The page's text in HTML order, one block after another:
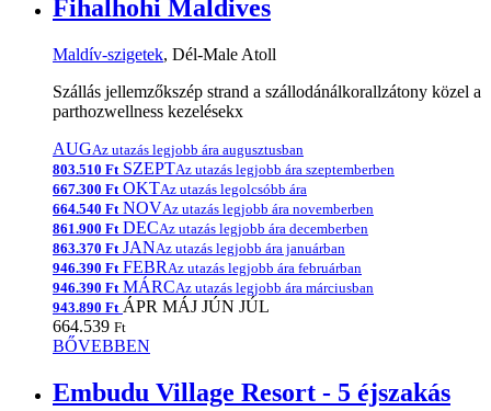
Fihalhohi Maldives
Maldív-szigetek, Dél-Male Atoll
Szállás jellemzőkszép strand a szállodánálkorallzátony közel a
parthozwellness kezelésekx
AUGAz utazás legjobb ára augusztusban
803.510 Ft SZEPTAz utazás legjobb ára szeptemberben
667.300 Ft OKTAz utazás legolcsóbb ára
664.540 Ft NOVAz utazás legjobb ára novemberben
861.900 Ft DECAz utazás legjobb ára decemberben
863.370 Ft JANAz utazás legjobb ára januárban
946.390 Ft FEBRAz utazás legjobb ára februárban
946.390 Ft MÁRCAz utazás legjobb ára márciusban
943.890 Ft ÁPR MÁJ JÚN JÚL
664.539 Ft
BŐVEBBEN
Embudu Village Resort - 5 éjszakás